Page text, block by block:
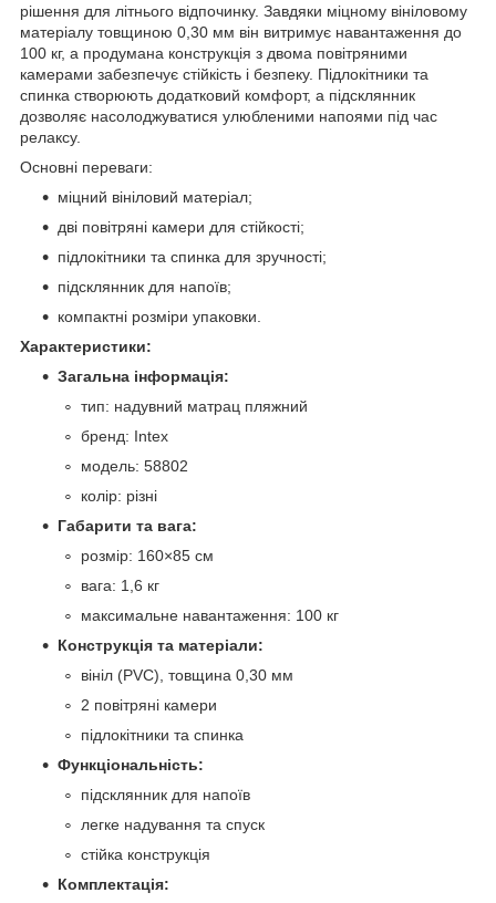
рішення для літнього відпочинку. Завдяки міцному вініловому
матеріалу товщиною 0,30 мм він витримує навантаження до
100 кг, а продумана конструкція з двома повітряними
камерами забезпечує стійкість і безпеку. Підлокітники та
спинка створюють додатковий комфорт, а підсклянник
дозволяє насолоджуватися улюбленими напоями під час
релаксу.
Основні переваги:
міцний вініловий матеріал;
дві повітряні камери для стійкості;
підлокітники та спинка для зручності;
підсклянник для напоїв;
компактні розміри упаковки.
Характеристики:
Загальна інформація:
тип: надувний матрац пляжний
бренд: Intex
модель: 58802
колір: різні
Габарити та вага:
розмір: 160×85 см
вага: 1,6 кг
максимальне навантаження: 100 кг
Конструкція та матеріали:
вініл (PVC), товщина 0,30 мм
2 повітряні камери
підлокітники та спинка
Функціональність:
підсклянник для напоїв
легке надування та спуск
стійка конструкція
Комплектація: